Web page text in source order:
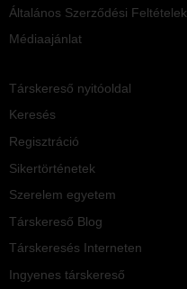
Általános Szerződési Feltételek
Médiaajánlat
Társkereső nyitóoldal
Keresés
Regisztráció
Sikertörténetek
Szerelem egyetem
Társkereső Blog
Társkeresés Interneten
Ingyenes társkereső